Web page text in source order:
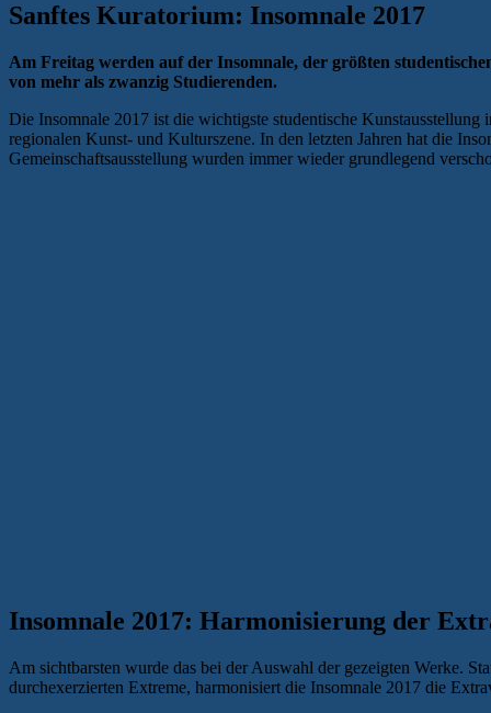
Sanftes Kuratorium: Insomnale 2017
Am Freitag werden auf der Insomnale, der größten
von mehr als zwanzig Studierenden.
Die Insomnale 2017 ist die wichtigste studentische
regionalen Kunst- und Kulturszene. In den letzten Jahren hat die
Gemeinschaftsausstellung wurden immer wieder grundlegend
Insomnale 2017: Harmonisierung der
Am sichtbarsten wurde das bei der Auswahl der gezeigten Werke.
durchexerzierten Extreme, harmonisiert die Insomnale 2017 die